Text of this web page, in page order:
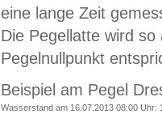
eine lange Zeit
Die Pegellatte wird
Pegelnullpunkt
Beispiel am Pegel
Wasserstand am 16.07.2013 08:00 Uhr: